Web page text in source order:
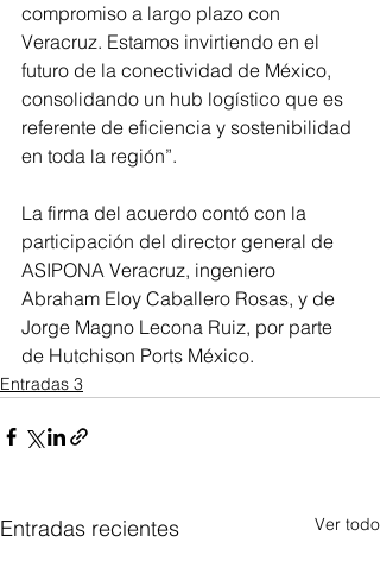
compromiso a largo plazo con
Veracruz. Estamos invirtiendo en el
futuro de la conectividad de México,
consolidando un hub logístico que es
referente de eficiencia y sostenibilidad
en toda la región”.
La firma del acuerdo contó con la
participación del director general de
ASIPONA Veracruz, ingeniero
Abraham Eloy Caballero Rosas, y de
Jorge Magno Lecona Ruiz, por parte
de Hutchison Ports México.
Entradas 3
Entradas recientes Ver todo